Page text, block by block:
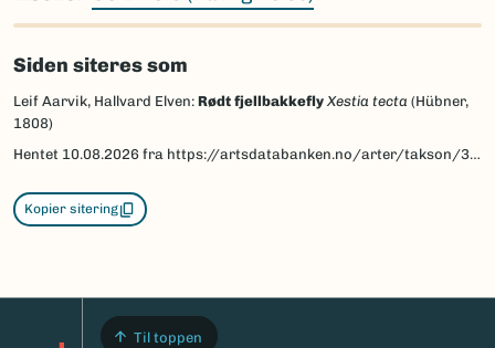
Siden siteres som
Leif Aarvik, Hallvard Elven: Rødt fjellbakkefly Xestia tecta (Hübner,
1808)
Hentet 10.08.2026 fra https://artsdatabanken.no/arter/takson/30982/beskrivelse
Kopier sitering
Til toppen